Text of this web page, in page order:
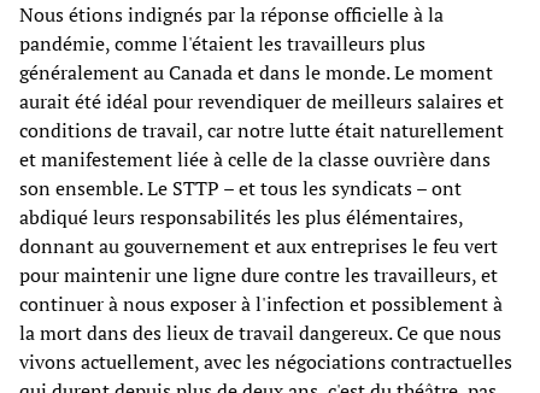
Nous étions indignés par la réponse officielle à la
pandémie, comme l'étaient les travailleurs plus
généralement au Canada et dans le monde. Le moment
aurait été idéal pour revendiquer de meilleurs salaires et
conditions de travail, car notre lutte était naturellement
et manifestement liée à celle de la classe ouvrière dans
son ensemble. Le STTP – et tous les syndicats – ont
abdiqué leurs responsabilités les plus élémentaires,
donnant au gouvernement et aux entreprises le feu vert
pour maintenir une ligne dure contre les travailleurs, et
continuer à nous exposer à l'infection et possiblement à
la mort dans des lieux de travail dangereux. Ce que nous
vivons actuellement, avec les négociations contractuelles